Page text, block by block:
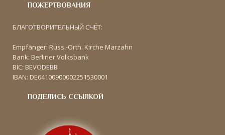
ПОЖЕРТВОВАНИЯ
БЛАГОТВОРИТЕЛЬНЫЙ СЧЁТ:
Empfänger: Russ.-Orth. Kirche Marzahn
Bank: Berliner Volksbank
BIC: BEVODEBB
IBAN: DE64100900002251530001
ПОДЕЛИСЬ ССЫЛКОЙ